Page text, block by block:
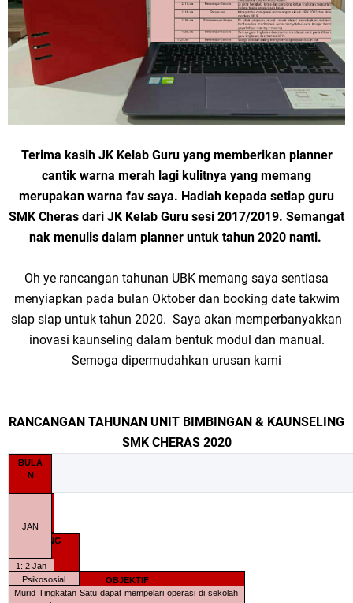
Terima kasih JK Kelab Guru yang memberikan planner
cantik warna merah lagi kulitnya yang memang
merupakan warna fav saya. Hadiah kepada setiap guru
SMK Cheras dari JK Kelab Guru sesi 2017/2019. Semangat
nak menulis dalam planner untuk tahun 2020 nanti.
Oh ye rancangan tahunan UBK memang saya sentiasa
menyiapkan pada bulan Oktober dan booking date takwim
siap siap untuk tahun 2020. Saya akan memperbanyakkan
inovasi kaunseling dalam bentuk modul dan manual.
Semoga dipermudahkan urusan kami
RANCANGAN TAHUNAN UNIT BIMBINGAN & KAUNSELING
SMK CHERAS 2020
BULA
N
TARIKH
BIDANG
OBJEKTIF
JAN
1: 2 Jan
Psikososial
Murid Tingkatan Satu dapat mempelari operasi di sekolah